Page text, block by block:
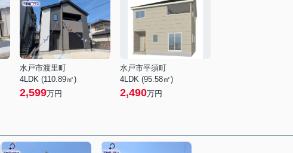
水戸市渡里町
4LDK (110.89㎡)
2,599万円
水戸市平須町
4LDK (95.58㎡)
2,490万円